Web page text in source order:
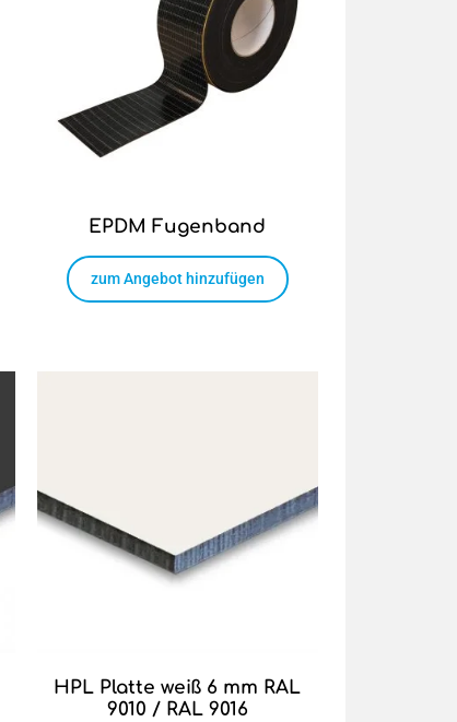
EPDM Fugenband
zum Angebot hinzufügen
HPL Platte weiß 6 mm RAL
9010 / RAL 9016